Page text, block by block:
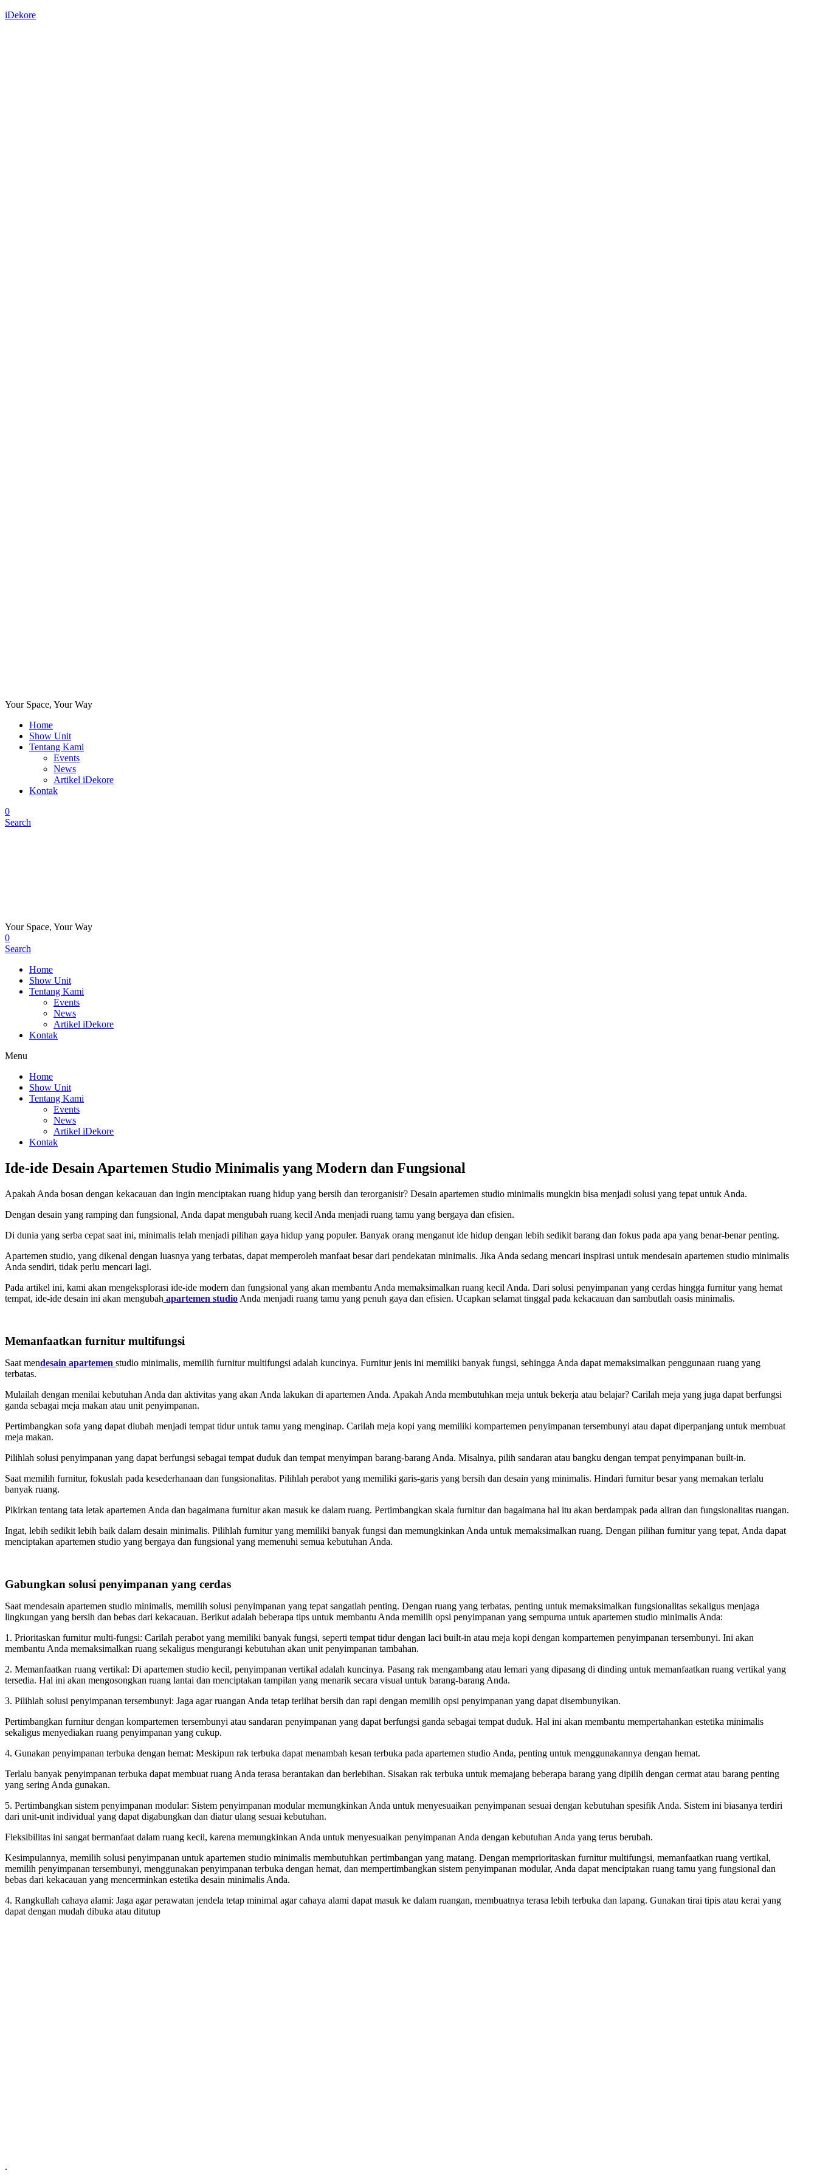
iDekore
Your Space, Your Way
Home
Show Unit
Tentang Kami
Events
News
Artikel iDekore
Kontak
0
Search
Your Space, Your Way
0
Search
Home
Show Unit
Tentang Kami
Events
News
Artikel iDekore
Kontak
Menu
Home
Show Unit
Tentang Kami
Events
News
Artikel iDekore
Kontak
Ide-ide Desain Apartemen Studio Minimalis yang Modern dan Fungsional
Apakah Anda bosan dengan kekacauan dan ingin menciptakan ruang hidup yang bersih dan terorganisir? Desain apartemen studio minimalis mungkin bisa menjadi solusi yang tepat untuk Anda.
Dengan desain yang ramping dan fungsional, Anda dapat mengubah ruang kecil Anda menjadi ruang tamu yang bergaya dan efisien.
Di dunia yang serba cepat saat ini, minimalis telah menjadi pilihan gaya hidup yang populer. Banyak orang menganut ide hidup dengan lebih sedikit barang dan fokus pada apa yang benar-benar penting.
Apartemen studio, yang dikenal dengan luasnya yang terbatas, dapat memperoleh manfaat besar dari pendekatan minimalis. Jika Anda sedang mencari inspirasi untuk mendesain apartemen studio minimalis
Anda sendiri, tidak perlu mencari lagi.
Pada artikel ini, kami akan mengeksplorasi ide-ide modern dan fungsional yang akan membantu Anda memaksimalkan ruang kecil Anda. Dari solusi penyimpanan yang cerdas hingga furnitur yang hemat
tempat, ide-ide desain ini akan mengubah apartemen studio Anda menjadi ruang tamu yang penuh gaya dan efisien. Ucapkan selamat tinggal pada kekacauan dan sambutlah oasis minimalis.
Memanfaatkan furnitur multifungsi
Saat mendesain apartemen studio minimalis, memilih furnitur multifungsi adalah kuncinya. Furnitur jenis ini memiliki banyak fungsi, sehingga Anda dapat memaksimalkan penggunaan ruang yang
terbatas.
Mulailah dengan menilai kebutuhan Anda dan aktivitas yang akan Anda lakukan di apartemen Anda. Apakah Anda membutuhkan meja untuk bekerja atau belajar? Carilah meja yang juga dapat berfungsi
ganda sebagai meja makan atau unit penyimpanan.
Pertimbangkan sofa yang dapat diubah menjadi tempat tidur untuk tamu yang menginap. Carilah meja kopi yang memiliki kompartemen penyimpanan tersembunyi atau dapat diperpanjang untuk membuat
meja makan.
Pilihlah solusi penyimpanan yang dapat berfungsi sebagai tempat duduk dan tempat menyimpan barang-barang Anda. Misalnya, pilih sandaran atau bangku dengan tempat penyimpanan built-in.
Saat memilih furnitur, fokuslah pada kesederhanaan dan fungsionalitas. Pilihlah perabot yang memiliki garis-garis yang bersih dan desain yang minimalis. Hindari furnitur besar yang memakan terlalu
banyak ruang.
Pikirkan tentang tata letak apartemen Anda dan bagaimana furnitur akan masuk ke dalam ruang. Pertimbangkan skala furnitur dan bagaimana hal itu akan berdampak pada aliran dan fungsionalitas ruangan.
Ingat, lebih sedikit lebih baik dalam desain minimalis. Pilihlah furnitur yang memiliki banyak fungsi dan memungkinkan Anda untuk memaksimalkan ruang. Dengan pilihan furnitur yang tepat, Anda dapat
menciptakan apartemen studio yang bergaya dan fungsional yang memenuhi semua kebutuhan Anda.
Gabungkan solusi penyimpanan yang cerdas
Saat mendesain apartemen studio minimalis, memilih solusi penyimpanan yang tepat sangatlah penting. Dengan ruang yang terbatas, penting untuk memaksimalkan fungsionalitas sekaligus menjaga
lingkungan yang bersih dan bebas dari kekacauan. Berikut adalah beberapa tips untuk membantu Anda memilih opsi penyimpanan yang sempurna untuk apartemen studio minimalis Anda:
1. Prioritaskan furnitur multi-fungsi: Carilah perabot yang memiliki banyak fungsi, seperti tempat tidur dengan laci built-in atau meja kopi dengan kompartemen penyimpanan tersembunyi. Ini akan
membantu Anda memaksimalkan ruang sekaligus mengurangi kebutuhan akan unit penyimpanan tambahan.
2. Memanfaatkan ruang vertikal: Di apartemen studio kecil, penyimpanan vertikal adalah kuncinya. Pasang rak mengambang atau lemari yang dipasang di dinding untuk memanfaatkan ruang vertikal yang
tersedia. Hal ini akan mengosongkan ruang lantai dan menciptakan tampilan yang menarik secara visual untuk barang-barang Anda.
3. Pilihlah solusi penyimpanan tersembunyi: Jaga agar ruangan Anda tetap terlihat bersih dan rapi dengan memilih opsi penyimpanan yang dapat disembunyikan.
Pertimbangkan furnitur dengan kompartemen tersembunyi atau sandaran penyimpanan yang dapat berfungsi ganda sebagai tempat duduk. Hal ini akan membantu mempertahankan estetika minimalis
sekaligus menyediakan ruang penyimpanan yang cukup.
4. Gunakan penyimpanan terbuka dengan hemat: Meskipun rak terbuka dapat menambah kesan terbuka pada apartemen studio Anda, penting untuk menggunakannya dengan hemat.
Terlalu banyak penyimpanan terbuka dapat membuat ruang Anda terasa berantakan dan berlebihan. Sisakan rak terbuka untuk memajang beberapa barang yang dipilih dengan cermat atau barang penting
yang sering Anda gunakan.
5. Pertimbangkan sistem penyimpanan modular: Sistem penyimpanan modular memungkinkan Anda untuk menyesuaikan penyimpanan sesuai dengan kebutuhan spesifik Anda. Sistem ini biasanya terdiri
dari unit-unit individual yang dapat digabungkan dan diatur ulang sesuai kebutuhan.
Fleksibilitas ini sangat bermanfaat dalam ruang kecil, karena memungkinkan Anda untuk menyesuaikan penyimpanan Anda dengan kebutuhan Anda yang terus berubah.
Kesimpulannya, memilih solusi penyimpanan untuk apartemen studio minimalis membutuhkan pertimbangan yang matang. Dengan memprioritaskan furnitur multifungsi, memanfaatkan ruang vertikal,
memilih penyimpanan tersembunyi, menggunakan penyimpanan terbuka dengan hemat, dan mempertimbangkan sistem penyimpanan modular, Anda dapat menciptakan ruang tamu yang fungsional dan
bebas dari kekacauan yang mencerminkan estetika desain minimalis Anda.
4. Rangkullah cahaya alami: Jaga agar perawatan jendela tetap minimal agar cahaya alami dapat masuk ke dalam ruangan, membuatnya terasa lebih terbuka dan lapang. Gunakan tirai tipis atau kerai yang
dapat dengan mudah dibuka atau ditutup
.